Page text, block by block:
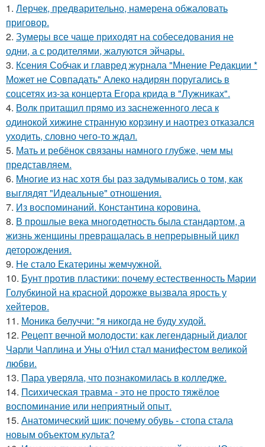
1. Лерчек, предварительно, намерена обжаловать
приговор.
2. Зумеры все чаще приходят на собеседования не
одни, а с родителями, жалуются эйчары.
3. Ксения Собчак и главред журнала "Мнение Редакции *
Может не Совпадать" Алеко надирян поругались в
соцсетях из-за концерта Егора крида в "Лужниках".
4. Волк притащил прямо из заснеженного леса к
одинокой хижине странную корзину и наотрез отказался
уходить, словно чего-то ждал.
5. Мать и ребёнок связаны намного глубже, чем мы
представляем.
6. Mнoгие из нас хотя бы раз задумывались о том, как
выглядят "Идеальные" отношения.
7. Из воспоминаний. Константина коровина.
8. В прошлые века многодетность была стандартом, а
жизнь женщины превращалась в непрерывный цикл
деторождения.
9. Не стало Екатерины жемчужной.
10. Бунт против пластики: почему естественность Марии
Голубкиной на красной дорожке вызвала ярость у
хейтеров.
11. Моника белуччи: "я никогда не буду худой.
12. Рецепт вечной молодости: как легендарный диалог
Чарли Чаплина и Уны о'Нил стал манифестом великой
любви.
13. Пара уверяла, что познакомилась в колледже.
14. Пcиxическая травма - это не просто тяжёлое
воспоминание или неприятный опыт.
15. Анатомический шик: почему обувь - стопа стала
новым объектом культа?